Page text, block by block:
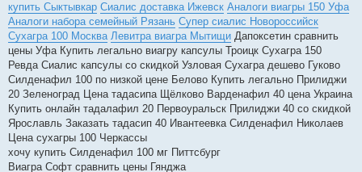
купить Сыктывкар Сиалис доставка Ижевск Аналоги виагры 150 Уфа
Аналоги набора семейный Рязань Супер сиалис Новороссийск
Сухагра 100 Москва Левитра виагра Мытищи Дапоксетин сравнить
цены Уфа Купить легально виагру капсулы Троицк Сухагра 150
Ревда Сиалис капсулы со скидкой Узловая Сухагра дешево Гуково
Силденафил 100 по низкой цене Белово Купить легально Прилиджи
20 Зеленоград Цена тадасипа Щёлково Варденафил 40 цена Украина
Купить онлайн тадалафил 20 Первоуральск Прилиджи 40 со скидкой
Ярославль Заказать тадасип 40 Ивантеевка Силденафил Николаев
Цена сухагры 100 Черкассы
хочу купить Силденафил 100 мг Питтсбург
Виагра Софт сравнить цены Гянджа